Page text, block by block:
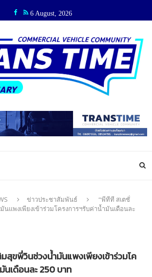
6 August, 2026
ข่าวประชาสัมพันธ์
“พีทีที สเตชั่
แพงเพียงเข้าร่วมโครงการฯรับค่าน้ำมันเดือนละ
สุขพี่วินช่วงน้ำมันแพงเพียงเข้าร่วมโค
นเดือนละ 250 บาท